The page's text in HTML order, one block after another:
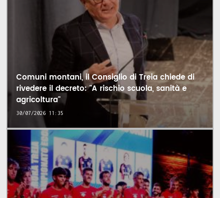
Comuni montani, il Consiglio di Treia chiede di
rivedere il decreto: "A rischio scuola, sanità e
agricoltura"
30/07/2026 11:35